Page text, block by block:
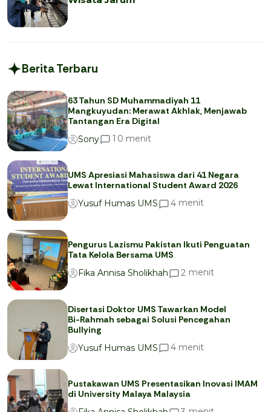
Berita Terbaru
63 Tahun SD Muhammadiyah 11
Mangkuyudan: Merawat Akhlak, Menjawab
Tantangan Era Digital
Sony
1 0 menit
UMS Apresiasi Mahasiswa dari 41 Negara
Lewat International Student Award 2026
Yusuf Humas UMS
4 menit
Pengurus Lazismu Pakistan Ikuti Penguatan
Tata Kelola Bersama UMS
Fika Annisa Sholikhah
2 menit
Disertasi Doktor UMS Tawarkan Model
Bi-Rahmah sebagai Solusi Pencegahan
Bullying
Yusuf Humas UMS
4 menit
Pustakawan UMS Presentasikan Inovasi IMAM
di University Malaya Malaysia